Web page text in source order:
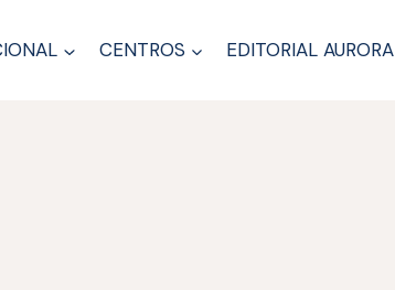
CENTROS EDITORIAL AURORA